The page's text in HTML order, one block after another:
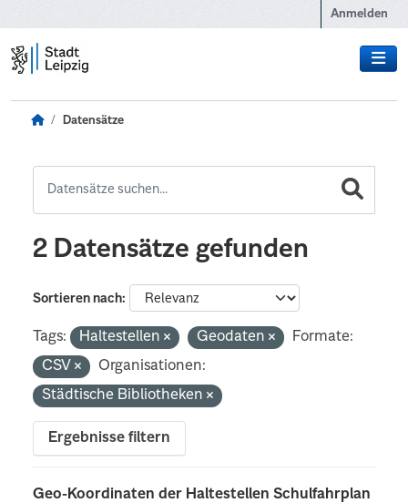
Anmelden
Datensätze
2 Datensätze gefunden
Sortieren nach
Tags: Haltestellen Geodaten
Formate:
CSV
Organisationen:
Städtische Bibliotheken
Ergebnisse filtern
Geo-Koordinaten der Haltestellen Schulfahrplan